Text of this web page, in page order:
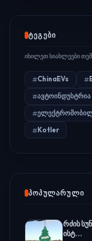
ᲢᲔᲒᲔᲑᲘ
იხილეთ სიახლეები
ChinaEVs
ავტოინდუსტრია
Kotler
ᲞᲝᲞᲣᲚᲐᲠᲣᲚᲘ
რძის
ისტ...